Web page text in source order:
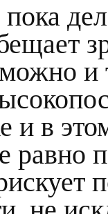
и
в
равно